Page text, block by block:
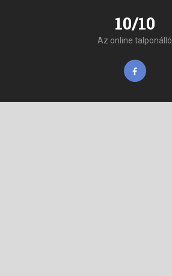
10/10
Az online talponálló